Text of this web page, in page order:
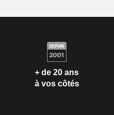
+ de 20 ans
à vos côtés